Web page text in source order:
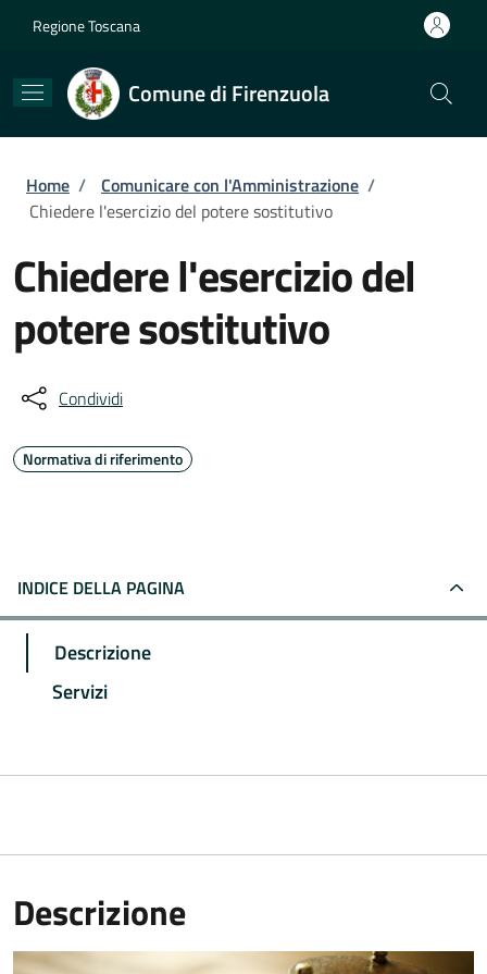
Regione Toscana
Comune di Firenzuola
Briciole di pane
Home / Comunicare con l'Amministrazione /
Chiedere l'esercizio del potere sostitutivo
Chiedere l'esercizio del
potere sostitutivo
Condividi
Normativa di riferimento
INDICE DELLA PAGINA
Descrizione
Servizi
Descrizione